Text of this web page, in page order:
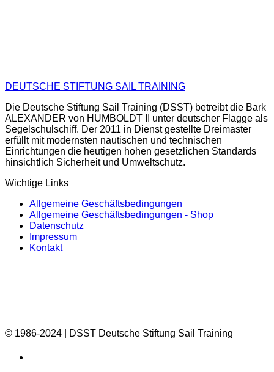
der
Produktseite
gewählt
werden
DEUTSCHE STIFTUNG SAIL TRAINING
Die Deutsche Stiftung Sail Training (DSST) betreibt die Bark
ALEXANDER von HUMBOLDT II unter deutscher Flagge als
Segelschulschiff. Der 2011 in Dienst gestellte Dreimaster
erfüllt mit modernsten nautischen und technischen
Einrichtungen die heutigen hohen gesetzlichen Standards
hinsichtlich Sicherheit und Umweltschutz.
Wichtige Links
Allgemeine Geschäftsbedingungen
Allgemeine Geschäftsbedingungen - Shop
Datenschutz
Impressum
Kontakt
© 1986-2024 | DSST Deutsche Stiftung Sail Training